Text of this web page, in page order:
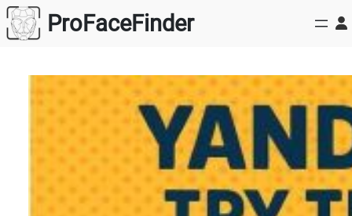
跳
至
ProFaceFinder